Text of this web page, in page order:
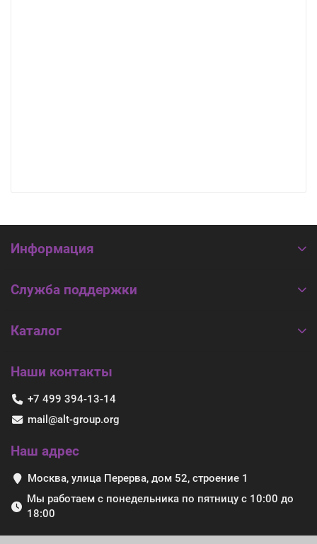
Информация
Служба поддержки
Каталог
Наши контакты
+7 499 394-13-14
mail@alt-group.org
Наш адрес
Москва, улица Перерва, дом 52, строение 1
Мы работаем с понедельника по пятницу с 10:00 до
18:00